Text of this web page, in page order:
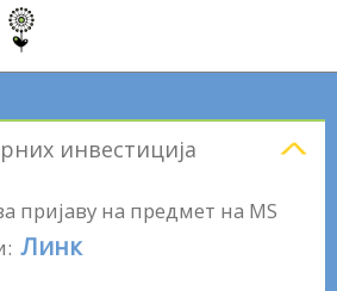
инвестиција
пријаву на предмет на MS
Линк